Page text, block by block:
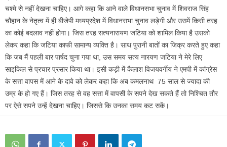
चश्मे से नहीं देखना चाहिए। आगे कहा कि आने वाले विधानसभा चुनाव में शिवराज सिंह
चौहान के नेतृत्व में ही बीजेपी मध्यप्रदेश में विधानसभा चुनाव लड़ेगी और उसमें किसी तरह
का कोई बदलाव नहीं होगा। जिस तरह सत्यनारायण जटिया को शामिल किया है उसको
लेकर कहा कि जटिया काफी सामान्य व्यक्ति है। साथ पुरानी बातों का जिक्र करते हुए कहा
कि जब मैं पहली बार पार्षद चुना गया था, उस समय सत्य नारयण जटिया ने मेरे लिए
साइकिल से प्रचार प्रसार किया था। इसी कड़ी में कैलाश विजयवर्गीय ने एमपी में कांग्रेस
के सत्ता वापस में आने के दावे को लेकर कहा कि अब कमलनाथ 75 साल से ज्यादा की
उम्र के हो गए हैं। जिस तरह से वह सत्ता में वापसी के सपने देख सकते हैं तो निश्चित तौर
पर ऐसे सपने उन्हें देखना चाहिए। जिससे कि उनका समय कट सकें।